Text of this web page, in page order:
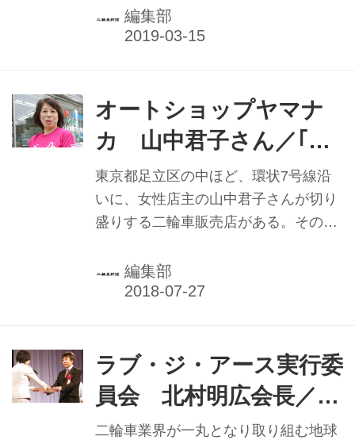
三保田さんは「どちらもバイクやレー
スが好きで始めた商売なので、自分の
原付二種などで伸びている傾向も時折
みられ、車両のカテゴリーによっては
付一種、いわゆる50ccだ。 18年に
は、オートマチック車限定で125cc以
下のバイクに乗ることができる「AT小
型限定普通二輪免許」の取得容易化な
どが行われ、二段階右折がない、二人
乗りが可能、制限速度も50ccの30km/h
を同様の車格と扱いやすさながらクリ
アしている原付二種をアピール...
編集部
オートショップヤマナ
カ 山中君子さん／｢バ
イクの楽しさを若い人
に伝えたい｣
東京都足立区の中ほど、環状7号線沿
いに、女性店主の山中君子さんが切り
盛りする二輪車販売店がある。その名
年に山中さんの夫・一夫さんが創業。
国内外の新車・中古車を扱うほか、修
れている。 同店を訪れると、昨年の創
業40周年記念に作成したＴシャツを着
用した山中さんが出迎えてくれた。
「実は、嫁いでくるまでオートバイと
編集部
ラブ・ジ・アース実行委
員会 北村明広会長／
｢ラブ･ジ･アース｣ 更
二輪車業界が一丸となり取り組む地球